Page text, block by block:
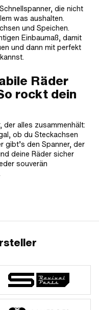
die nicht
was aushalten.
und Speichen.
Einbaumaß, damit
und dann mit perfekt
Räder
rockt dein
der alles zusammenhält:
ob du Steckachsen
gibt’s den Spanner, der
deine Räder sicher
souverän